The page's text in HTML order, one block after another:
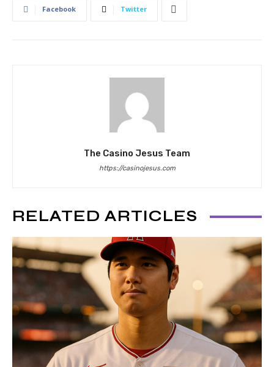
Facebook Twitter
The Casino Jesus Team
https://casinojesus.com
RELATED ARTICLES